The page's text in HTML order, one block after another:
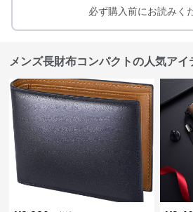
必ず購入前にお読みく
メンズ長財布コンパクトの人気アイ